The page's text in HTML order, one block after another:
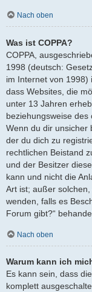
Nach oben
Was ist COPPA?
COPPA,
1998 (deutsch:
im Internet von 1998)
dass Websites, die
unter 13 Jahren
beziehungsweise des
Wenn du dir unsicher
der du dich zu
rechtlichen Beistand
und der Besitzer
kann und nicht die
Art ist; außer
wenden, falls es
Forum gibt?“
Nach oben
Warum kann ich
Es kann sein, dass
komplett